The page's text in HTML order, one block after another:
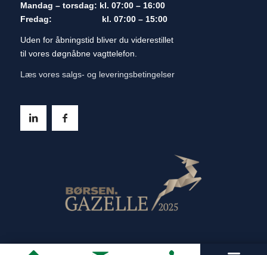
Mandag – torsdag: kl. 07:00 – 16:00
Fredag: kl. 07:00 – 15:00
Uden for åbningstid bliver du viderestillet
til vores døgnåbne vagttelefon.
Læs vores salgs- og leveringsbetingelser